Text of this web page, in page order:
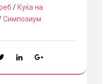
/ Куќа на
Симпозиум